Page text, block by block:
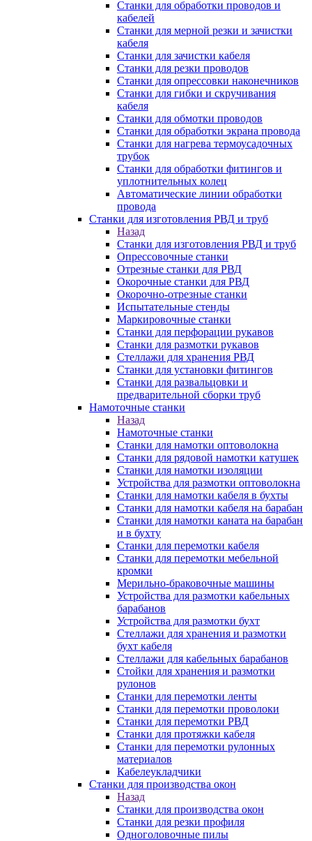
Станки для обработки проводов и
кабелей
Станки для мерной резки и зачистки
кабеля
Станки для зачистки кабеля
Станки для резки проводов
Станки для опрессовки наконечников
Станки для гибки и скручивания
кабеля
Станки для обмотки проводов
Станки для обработки экрана провода
Станки для нагрева термоусадочных
трубок
Станки для обработки фитингов и
уплотнительных колец
Автоматические линии обработки
провода
Станки для изготовления РВД и труб
Назад
Станки для изготовления РВД и труб
Опрессовочные станки
Отрезные станки для РВД
Окорочные станки для РВД
Окорочно-отрезные станки
Испытательные стенды
Маркировочные станки
Станки для перфорации рукавов
Станки для размотки рукавов
Стеллажи для хранения РВД
Станки для установки фитингов
Станки для развальцовки и
предварительной сборки труб
Намоточные станки
Назад
Намоточные станки
Станки для намотки оптоволокна
Станки для рядовой намотки катушек
Станки для намотки изоляции
Устройства для размотки оптоволокна
Станки для намотки кабеля в бухты
Станки для намотки кабеля на барабан
Станки для намотки каната на барабан
и в бухту
Станки для перемотки кабеля
Станки для перемотки мебельной
кромки
Мерильно-браковочные машины
Устройства для размотки кабельных
барабанов
Устройства для размотки бухт
Стеллажи для хранения и размотки
бухт кабеля
Стеллажи для кабельных барабанов
Стойки для хранения и размотки
рулонов
Станки для перемотки ленты
Станки для перемотки проволоки
Станки для перемотки РВД
Станки для протяжки кабеля
Станки для перемотки рулонных
материалов
Кабелеукладчики
Станки для производства окон
Назад
Станки для производства окон
Станки для резки профиля
Одноголовочные пилы